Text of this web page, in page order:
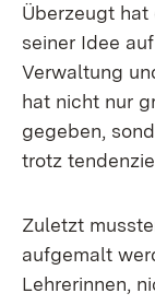
Überzeugt
seiner Idee
Verwaltung
hat nicht nur
gegeben,
trotz
Zuletzt
aufgemalt
Lehrerinnen,